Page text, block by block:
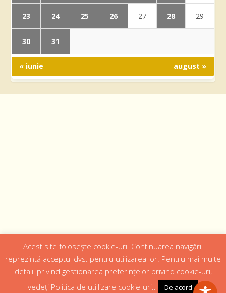
23 24 25 26 27 28 29
30 31
« iunie august »
Designed by
Istoric Episcopul Institutii Media
Cateheza
Acest site folosește cookie-uri. Continuarea navigării
reprezintă acceptul dvs. pentru utilizarea lor. Pentru mai multe
detalii privind gestionarea preferințelor privind cookie-uri,
vedeți Politica de utillizare cookie-uri..
De acord